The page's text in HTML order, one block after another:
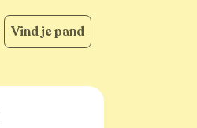
Vind je pand